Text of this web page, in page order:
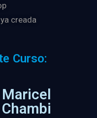
creada
Curso:
Maricel
Chambi